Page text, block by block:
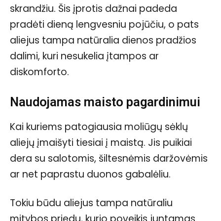
skrandžiu. Šis įprotis dažnai padeda
pradėti dieną lengvesniu pojūčiu, o pats
aliejus tampa natūralia dienos pradžios
dalimi, kuri nesukelia įtampos ar
diskomforto.
Naudojamas maisto pagardinimui
Kai kuriems patogiausia moliūgų sėklų
aliejų įmaišyti tiesiai į maistą. Jis puikiai
dera su salotomis, šiltesnėmis daržovėmis
ar net paprastu duonos gabalėliu.
Tokiu būdu aliejus tampa natūraliu